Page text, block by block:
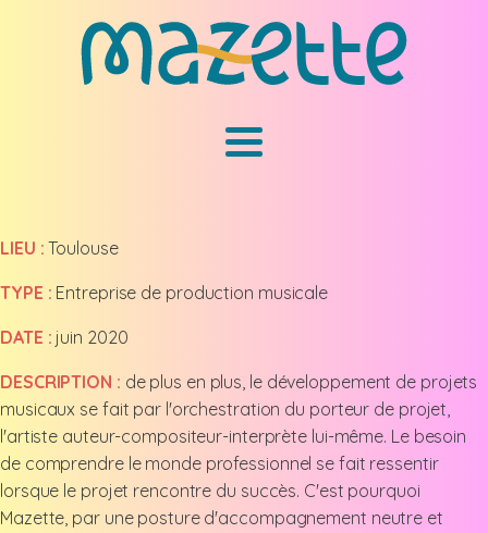
LIEU : Toulouse
TYPE : Entreprise de production musicale
DATE : juin 2020
DESCRIPTION : de plus en plus, le développement de projets
musicaux se fait par l'orchestration du porteur de projet,
l'artiste auteur-compositeur-interprète lui-même. Le besoin
de comprendre le monde professionnel se fait ressentir
lorsque le projet rencontre du succès. C'est pourquoi
Mazette, par une posture d'accompagnement neutre et